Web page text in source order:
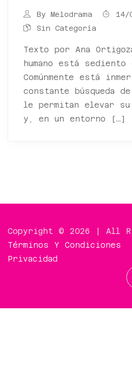
By Melodrama
14/
Sin Categoría
Texto por Ana
humano está sediento
Comúnmente está
constante búsqueda
le permitan elevar su
y, en un entorno […]
Copyright © 2026 | All
Términos Y Condiciones
Privacidad